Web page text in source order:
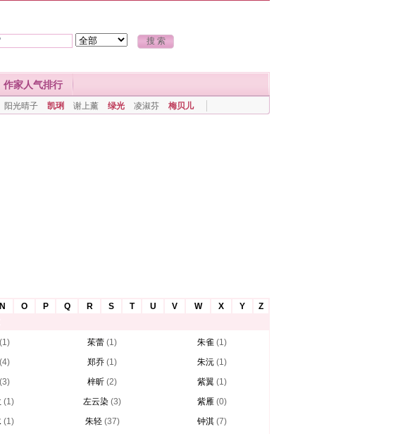
作家人气排行
阳光晴子 凯琍 谢上薰 绿光 凌淑芬 梅贝儿
N O P Q R S T U V W X Y
Z
(1) 茱蕾 (1) 朱雀 (1)
(4) 郑乔 (1) 朱沅 (1)
(3) 梓昕 (2) 紫翼 (1)
(1) 左云染 (3) 紫雁 (0)
(1) 朱轻 (37) 钟淇 (7)